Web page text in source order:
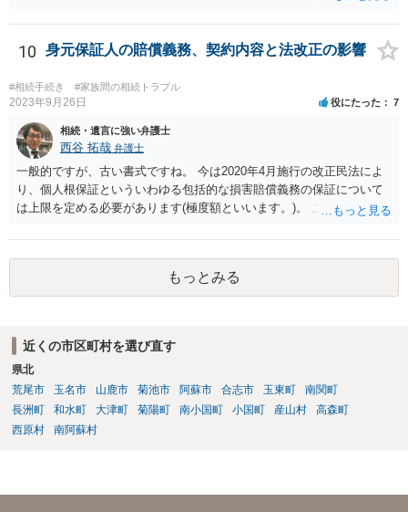
士が主張書面の提出を渋っているようですが、弁護士として提出の実
益がないと考えている可能性もあると思いますので、そのあたりも含
めて、弁護士見解を確認等するためによく打ち合わせた方がよいと思
います。単に面倒臭いということで書面提出をしないということであ
れば、当該弁護士との委任関係を修了した上で、貴方のほうで書面提
出することを検討なさった方がよいでしょう。
10 身元保証人の賠償義務、契約内容と法改正の影響
#相続手続き #家族間の相続トラブル
2023年9月26日 役にたった 7
相続・遺言に強い弁護士
西谷 拓哉 弁護士
一般的ですが、古い書式ですね。 今は2020年4月施行の改正民法によ
り、個人根保証といういわゆる包括的な損害賠償義務の保証について
は上限を定める必要があります(極度額といいます。)。 この書式にサ
り、会社側は請求できない可能性が高そうです。
もっとみる
近くの市区町村を選び直す
県北
荒尾市
玉名市 山鹿市 菊池市 阿蘇市 合志市 玉東町
南関町
長洲町
和水町 大津町 菊陽町 南小国町 小国町 産山村
高森町
西原村
南阿蘇村